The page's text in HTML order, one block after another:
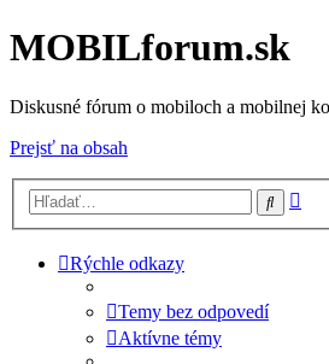
MOBILforum.sk
Diskusné fórum o mobiloch a mobilnej
Prejsť na obsah
Hľadať
Rýchle odkazy
Temy bez odpovedí
Aktívne témy